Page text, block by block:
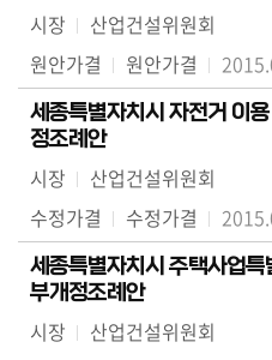
시장
산업건설위원회
원안가결
원안가결
세종특별자치시 자전거 이
정조례안
시장
산업건설위원회
수정가결
수정가결
세종특별자치시 주택사업
부개정조례안
시장
산업건설위원회